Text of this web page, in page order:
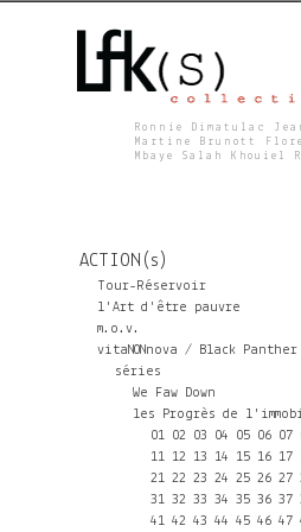
F
K
S
Ronnie Dimatulac
Martine Brunott
Mbaye Salah
ACTION(s)
Tour-Réservoir
l'Art d'être pauvre
m.o.v.
vitaNONnova / Black
séries
We Faw Down
les Progrès de
01 02 03 04 05 06 07
11 12 13 14 15 16 17
21 22 23 24 25 26 27
31 32 33 34 35 36 37
41 42 43 44 45 46 47